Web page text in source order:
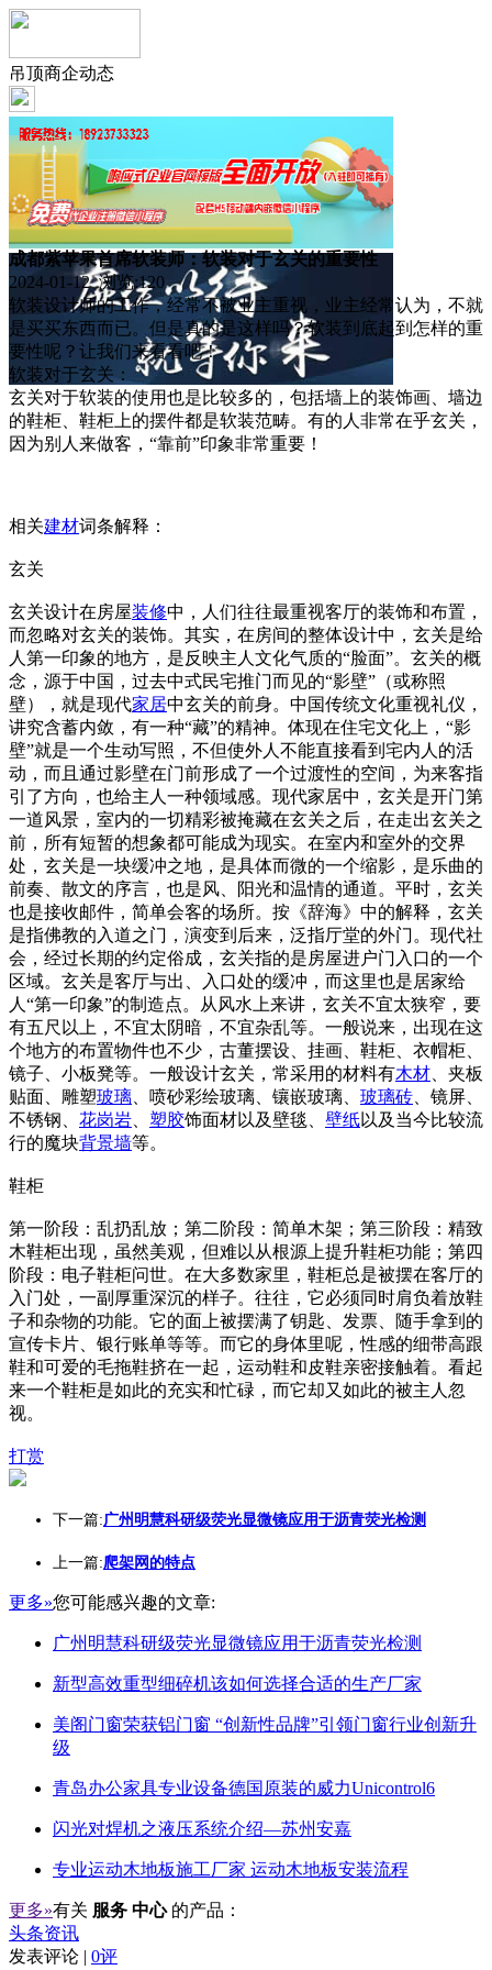
吊顶商企动态
成都紫苹果首席软装师：软装对于玄关的重要性
2024-01-12 浏览:120
软装设计师的工作，经常不被业主重视，业主经常认为，不就
是买买东西而已。但是真的是这样吗？软装到底起到怎样的重
要性呢？让我们来看看吧！
软装对于玄关：
玄关对于软装的使用也是比较多的，包括墙上的装饰画、墙边
的鞋柜、鞋柜上的摆件都是软装范畴。有的人非常在乎玄关，
因为别人来做客，“靠前”印象非常重要！
相关建材词条解释：
玄关
玄关设计在房屋装修中，人们往往最重视客厅的装饰和布置，
而忽略对玄关的装饰。其实，在房间的整体设计中，玄关是给
人第一印象的地方，是反映主人文化气质的“脸面”。玄关的概
念，源于中国，过去中式民宅推门而见的“影壁”（或称照
壁），就是现代家居中玄关的前身。中国传统文化重视礼仪，
讲究含蓄内敛，有一种“藏”的精神。体现在住宅文化上，“影
壁”就是一个生动写照，不但使外人不能直接看到宅内人的活
动，而且通过影壁在门前形成了一个过渡性的空间，为来客指
引了方向，也给主人一种领域感。现代家居中，玄关是开门第
一道风景，室内的一切精彩被掩藏在玄关之后，在走出玄关之
前，所有短暂的想象都可能成为现实。在室内和室外的交界
处，玄关是一块缓冲之地，是具体而微的一个缩影，是乐曲的
前奏、散文的序言，也是风、阳光和温情的通道。平时，玄关
也是接收邮件，简单会客的场所。按《辞海》中的解释，玄关
是指佛教的入道之门，演变到后来，泛指厅堂的外门。现代社
会，经过长期的约定俗成，玄关指的是房屋进户门入口的一个
区域。玄关是客厅与出、入口处的缓冲，而这里也是居家给
人“第一印象”的制造点。从风水上来讲，玄关不宜太狭窄，要
有五尺以上，不宜太阴暗，不宜杂乱等。一般说来，出现在这
个地方的布置物件也不少，古董摆设、挂画、鞋柜、衣帽柜、
镜子、小板凳等。一般设计玄关，常采用的材料有木材 、夹板
贴面、雕塑玻璃 、喷砂彩绘玻璃、镶嵌玻璃、 玻璃砖 、镜屏、
不锈钢、 花岗岩 塑胶饰面材以及壁毯、 壁纸以及当今比较流
行的魔块背景墙等。
鞋柜
第一阶段：乱扔乱放；第二阶段：简单木架；第三阶段：精致
木鞋柜出现，虽然美观，但难以从根源上提升鞋柜功能；第四
阶段：电子鞋柜问世。在大多数家里，鞋柜总是被摆在客厅的
入门处，一副厚重深沉的样子。往往，它必须同时肩负着放鞋
子和杂物的功能。它的面上被摆满了钥匙、发票、随手拿到的
宣传卡片、银行账单等等。而它的身体里呢，性感的细带高跟
鞋和可爱的毛拖鞋挤在一起，运动鞋和皮鞋亲密接触着。看起
来一个鞋柜是如此的充实和忙碌，而它却又如此的被主人忽
视。
打赏
下一篇:广州明慧科研级荧光显微镜应用于沥青荧光检测
上一篇:爬架网的特点
更多»您可能感兴趣的文章:
广州明慧科研级荧光显微镜应用于沥青荧光检测
新型高效重型细碎机该如何选择合适的生产厂家
美阁门窗荣获铝门窗 “创新性品牌”引领门窗行业创新升
级
青岛办公家具专业设备德国原装的威力Unicontrol6
闪光对焊机之液压系统介绍—苏州安嘉
专业运动木地板施工厂家 运动木地板安装流程
更多»有关 服务 中心 的产品：
头条资讯
发表评论 | 0评